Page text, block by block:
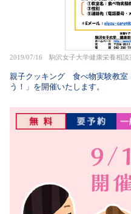
2019/07/16 駒沢女子大学健康栄養相談
親子クッキング 食べ物実験教室
う！」を開催いたします。